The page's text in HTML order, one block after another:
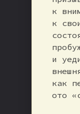
к
к
и
как
ото